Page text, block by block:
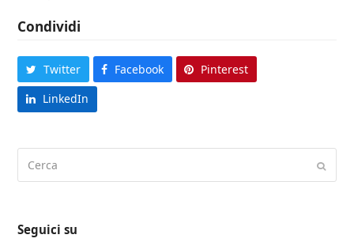
Condividi
Twitter Facebook
Pinterest
LinkedIn
Seguici su